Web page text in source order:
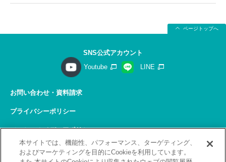
ページトップへ
SNS公式アカウント
Youtube
LINE
お問い合わせ・資料請求
プライバシーポリシー
ソーシャルメディアポリシー
サイトの利用について
本サイトでは、機能性、パフォーマンス、ターゲティング、
およびマーケティングを目的にCookieを利用しています。